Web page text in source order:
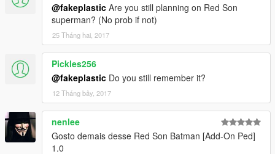
@fakeplastic Are you still planning on Red Son
superman? (No prob if not)
25 Tháng hai, 2017
Pickles256
@fakeplastic Do you still remember it?
12 Tháng bảy, 2017
nenlee
Gosto demais desse Red Son Batman [Add-On Ped]
1.0